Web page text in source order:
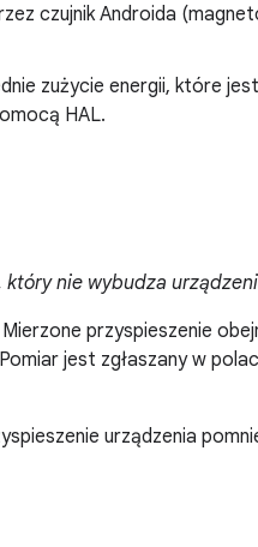
czujnik Androida
zużycie energii, które jest
HAL.
który nie wybudza
przyspieszenie
jest zgłaszany w
urządzenia